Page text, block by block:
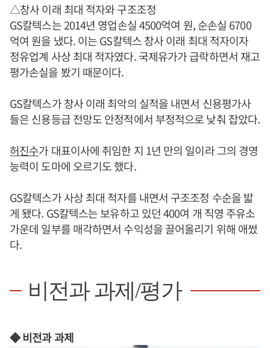
△창사 이래 최대 적자와 구조조정
GS칼텍스는 2014년 영업손실 4500억여 원, 순손실 6700
억여 원을 냈다. 이는 GS칼텍스 창사 이래 최대 적자이자
정유업계 사상 최대 적자였다. 국제유가가 급락하면서 재고
평가손실을 봤기 때문이다.
GS칼텍스가 창사 이래 최악의 실적을 내면서 신용평가사
들은 신용등급 전망도 안정적에서 부정적으로 낮춰 잡았다.
허진수가 대표이사에 취임한 지 1년 만의 일이라 그의 경영
능력이 도마에 오르기도 했다.
GS칼텍스가 사상 최대 적자를 내면서 구조조정 수순을 밟
게 됐다. GS칼텍스는 보유하고 있던 400여 개 직영 주유소
가운데 일부를 매각하면서 수익성을 끌어올리기 위해 애썼
다.
비전과 과제/평가
◆ 비전과 과제